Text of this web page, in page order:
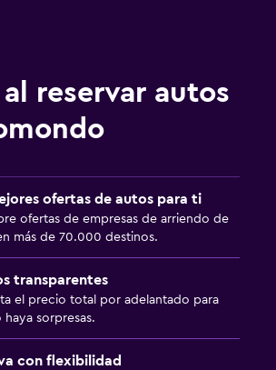
reservar autos
ofertas de autos para ti
ofertas de empresas de arriendo de
más de 70.000 destinos.
transparentes
el precio total por adelantado para
haya sorpresas.
con flexibilidad